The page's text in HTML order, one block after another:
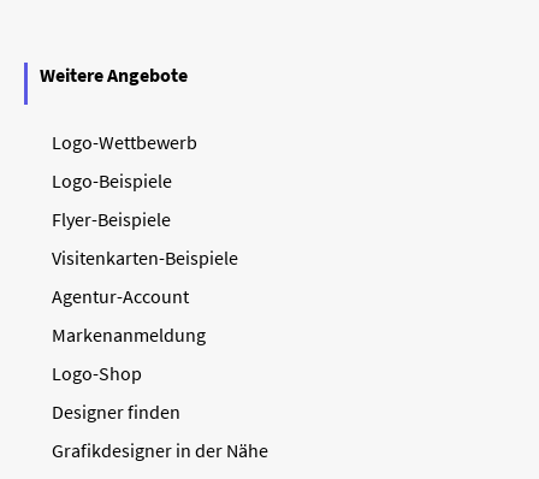
Weitere Angebote
Logo-Wettbewerb
Logo-Beispiele
Flyer-Beispiele
Visitenkarten-Beispiele
Agentur-Account
Markenanmeldung
Logo-Shop
Designer finden
Grafikdesigner in der Nähe